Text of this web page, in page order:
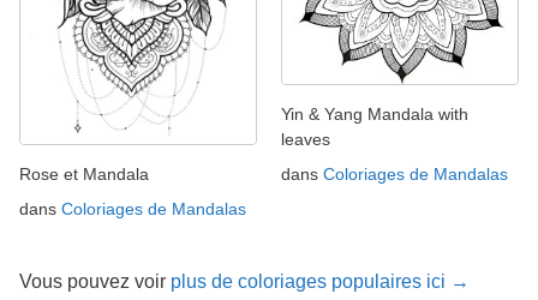
Rose et Mandala
dans Coloriages de Mandalas
Yin & Yang Mandala with
leaves
dans Coloriages de Mandalas
Vous pouvez voir plus de coloriages populaires ici →